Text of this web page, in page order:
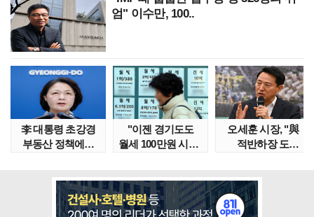
엄" 이수만, 100..
李 대통령 초강경
부동산 정책에…
"이젠 경기도도
월세 100만원 시대"
오세훈 시장, "與
적반하장 도